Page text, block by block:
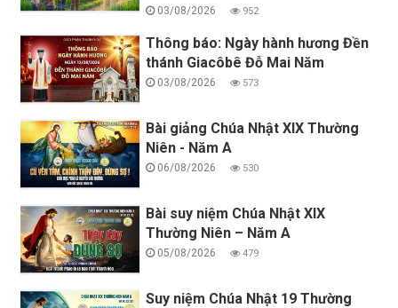
03/08/2026 952
Thông báo: Ngày hành hương Đền
thánh Giacôbê Đỗ Mai Năm
03/08/2026 573
Bài giảng Chúa Nhật XIX Thường
Niên - Năm A
06/08/2026 530
Bài suy niệm Chúa Nhật XIX
Thường Niên – Năm A
05/08/2026 479
Suy niệm Chúa Nhật 19 Thường